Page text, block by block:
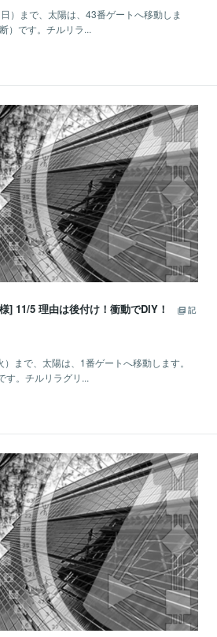
）まで、太陽は、43番ゲートへ移動しま
）です。チルリラ...
] 11/5 理由は後付け！衝動でDIY！
記
まで、太陽は、1番ゲートへ移動します。
す。チルリラグリ...